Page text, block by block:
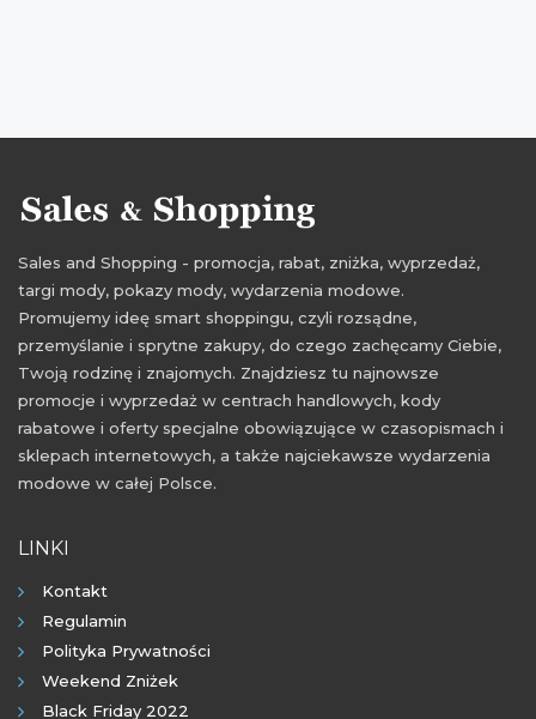
Sales and Shopping - promocja, rabat, zniżka, wyprzedaż,
targi mody, pokazy mody, wydarzenia modowe.
Promujemy ideę smart shoppingu, czyli rozsądne,
przemyślanie i sprytne zakupy, do czego zachęcamy Ciebie,
Twoją rodzinę i znajomych. Znajdziesz tu najnowsze
promocje i wyprzedaż w centrach handlowych, kody
rabatowe i oferty specjalne obowiązujące w czasopismach i
sklepach internetowych, a także najciekawsze wydarzenia
modowe w całej Polsce.
LINKI
Kontakt
Regulamin
Polityka Prywatności
Weekend Zniżek
Black Friday 2022